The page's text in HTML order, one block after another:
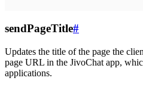
sendPageTitle#
Updates the title of the page the
page URL in the JivoChat app,
applications.